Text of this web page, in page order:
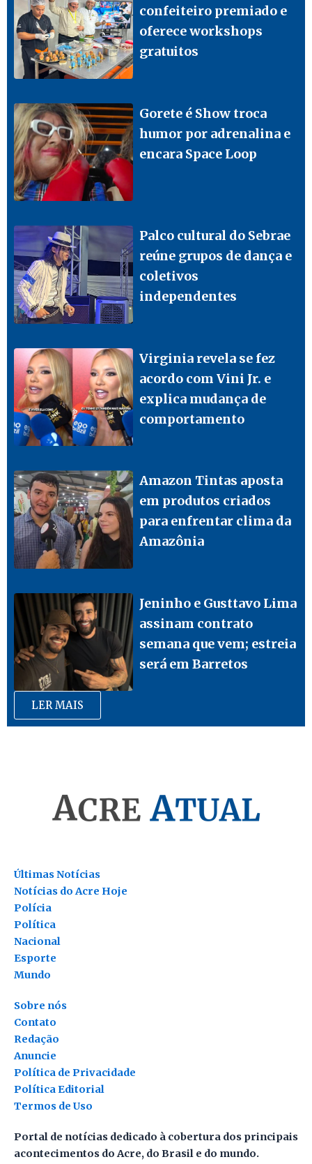
confeiteiro premiado e
oferece workshops
gratuitos
Gorete é Show troca
humor por adrenalina e
encara Space Loop
Palco cultural do Sebrae
reúne grupos de dança e
coletivos
independentes
Virginia revela se fez
acordo com Vini Jr. e
explica mudança de
comportamento
Amazon Tintas aposta
em produtos criados
para enfrentar clima da
Amazônia
Jeninho e Gusttavo Lima
assinam contrato
semana que vem; estreia
será em Barretos
LER MAIS
Últimas Notícias
Notícias do Acre Hoje
Polícia
Política
Nacional
Esporte
Mundo
Contato
Redação
Anuncie
Política de Privacidade
Política Editorial
Termos de Uso
Sobre nós
Portal de notícias dedicado à cobertura dos principais
acontecimentos do Acre, do Brasil e do mundo.